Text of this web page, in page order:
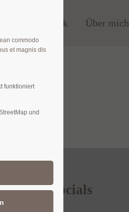
Schmuck Über mich
Socials
commodo
et magnis dis
funktioniert
und